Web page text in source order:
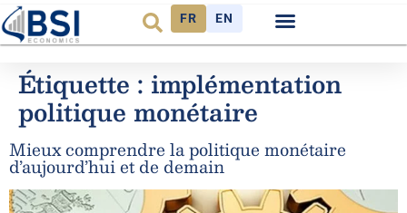
FR EN
Étiquette : implémentation
politique monétaire
Mieux comprendre la politique monétaire
d’aujourd’hui et de demain